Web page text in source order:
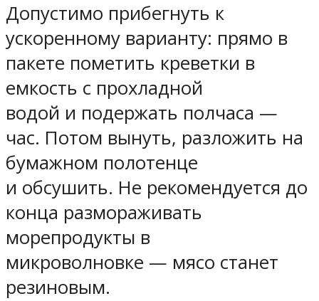
Допустимо прибегнуть к
ускоренному варианту: прямо в
пакете пометить креветки в
емкость с прохладной
водой и подержать полчаса —
час. Потом вынуть, разложить на
бумажном полотенце
и обсушить. Не рекомендуется до
конца размораживать
морепродукты в
микроволновке — мясо станет
резиновым.